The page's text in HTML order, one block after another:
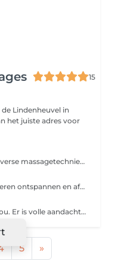
15
de Lindenheuvel in
het juiste adres voor
Massage voor het hele lichaam. De diverse massagetechnieken en intensiteiten zorgen voor een betere doorbloeding in de spieren en activeert de afvoer van afvalstoffen om zo de kans op blessures te verminderen. Een sportmassage kun je voor, tijdens of na een inspanning laten uitvoeren. In overleg wordt de massage speciaal op jouw wensen afgestemd.
De circulatie wordt gestimuleerd, spieren ontspannen en afvalstoffen worden afgevoerd. Daarnaast bevordert een massage de aanmaak van het gelukshormoon endorfine en het knuffelhormoon oxytocine. Dit vermindert stress en verhoogt het geluksgevoel.
Deze massage richt zich volledig op jou. Er is volle aandacht voor die plekken waar stress en vermoeidheid vaak het meest voelbaar zijn: rond je nek en schouders. De aangename massagetechnieken en zachte bewegingen geven je maximale ontspanning. Indien gewenst pak ik ook de spierknopjes aan in de behandeling.
5 »